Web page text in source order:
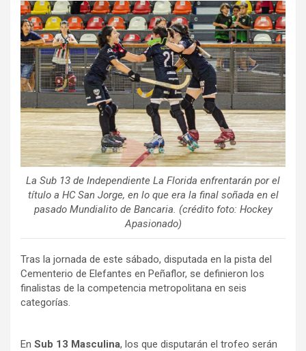
ce
b
o
o
k
tt
er
ail m
p
ar
tir
La Sub 13 de Independiente La Florida enfrentarán por el
título a HC San Jorge, en lo que era la final soñada en el
pasado Mundialito de Bancaria. (crédito foto: Hockey
Apasionado)
Tras la jornada de este sábado, disputada en la pista del
Cementerio de Elefantes en Peñaflor, se definieron los
finalistas de la competencia metropolitana en seis
categorías.
En Sub 13 Masculina, los que disputarán el trofeo serán